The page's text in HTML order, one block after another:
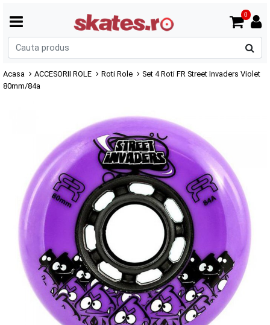
0
Acasa ACCESORII ROLE Roti Role
Set 4 Roti FR Street Invaders Violet
80mm/84a